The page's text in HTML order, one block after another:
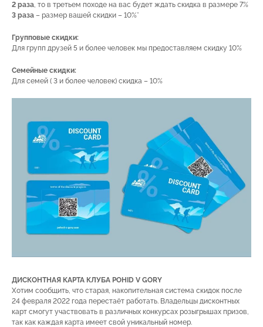
2 раза, то в третьем походе на вас будет ждать скидка в размере 7%
3 раза – размер вашей скидки – 10%*
Групповые скидки:
Для групп друзей 5 и более человек мы предоставляем скидку 10%
Семейные скидки:
Для семей ( 3 и более человек) скидка – 10%
ДИСКОНТНАЯ КАРТА КЛУБА POHID V GORY
Хотим сообщить, что старая, накопительная система скидок после
24 февраля 2022 года перестаёт работать. Владельцы дисконтных
карт смогут участвовать в различных конкурсах розыгрышах призов,
так как каждая карта имеет свой уникальный номер.